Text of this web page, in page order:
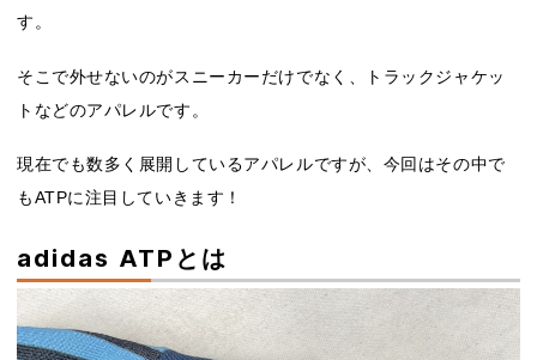
す。
そこで外せないのがスニーカーだけでなく、トラックジャケッ
トなどのアパレルです。
現在でも数多く展開しているアパレルですが、今回はその中で
もATPに注目していきます！
adidas ATPとは